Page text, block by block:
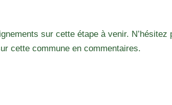
sur cette étape à venir.
cette commune en commentaires.